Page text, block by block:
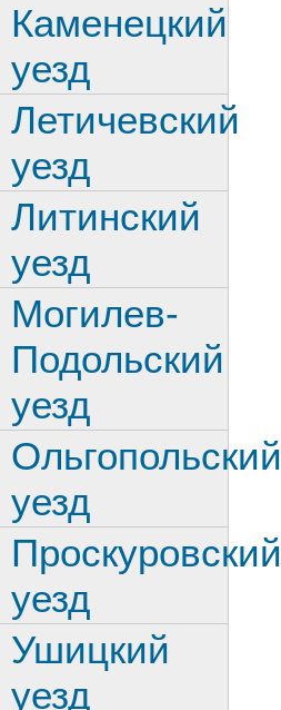
Каменецкий
уезд
Летичевский
уезд
Литинский
уезд
Могилев-
Подольский
уезд
Ольгопольский
уезд
Проскуровский
уезд
Ушицкий
уезд